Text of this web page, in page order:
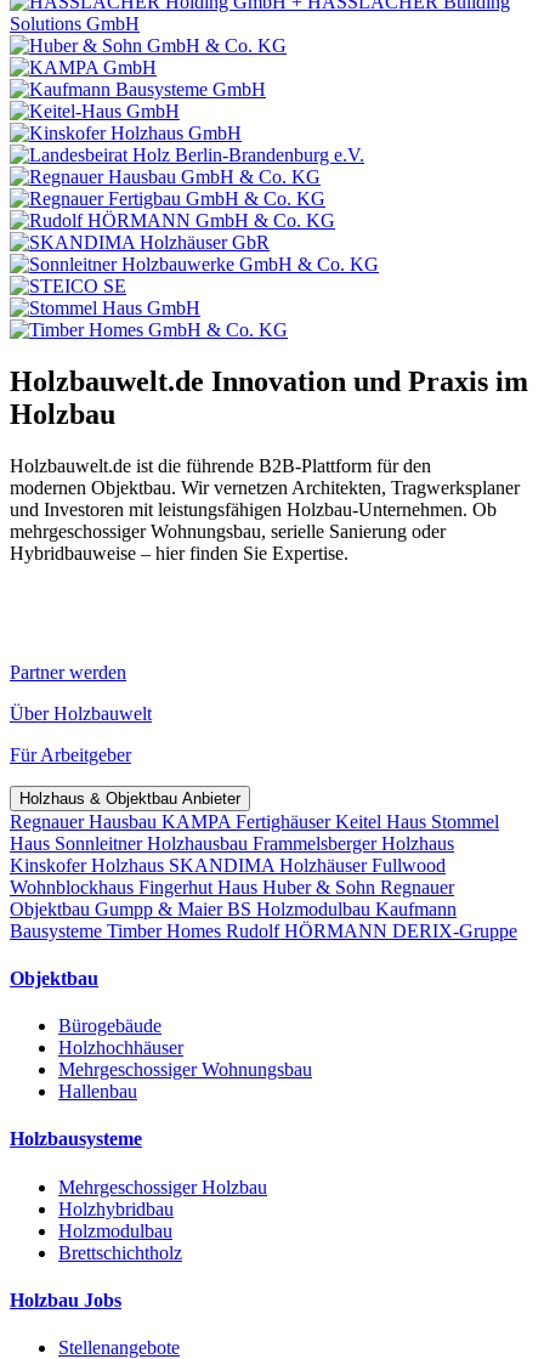
Holzbauwelt.de Innovation und Praxis im
Holzbau
Holzbauwelt.de ist die führende B2B-Plattform für den
modernen Objektbau. Wir vernetzen Architekten, Tragwerksplaner
und Investoren mit leistungsfähigen Holzbau-Unternehmen. Ob
mehrgeschossiger Wohnungsbau, serielle Sanierung oder
Hybridbauweise – hier finden Sie Expertise.
Partner werden
Über Holzbauwelt
Für Arbeitgeber
Holzhaus & Objektbau Anbieter
Regnauer Hausbau KAMPA FertighäuserKeitel Haus Stommel
Haus Sonnleitner Holzhausbau Frammelsberger Holzhaus
Kinskofer Holzhaus SKANDIMA HolzhäuserFullwood
Wohnblockhaus Fingerhut Haus Huber & Sohn Regnauer
Objektbau Gumpp & MaierBS Holzmodulbau Kaufmann
Bausysteme Timber Homes Rudolf HÖRMANN DERIX-Gruppe
Objektbau
Bürogebäude
Holzhochhäuser
Mehrgeschossiger Wohnungsbau
Hallenbau
Holzbausysteme
Mehrgeschossiger Holzbau
Holzhybridbau
Holzmodulbau
Brettschichtholz
Holzbau Jobs
Stellenangebote